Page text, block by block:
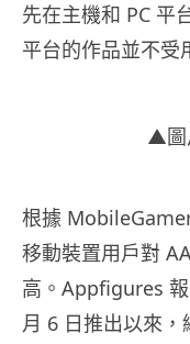
先在主機和 PC 平
平台的作品並不受
▲圖
根據
移動裝置用戶對
高。Appfigures
月 6 日推出以來，